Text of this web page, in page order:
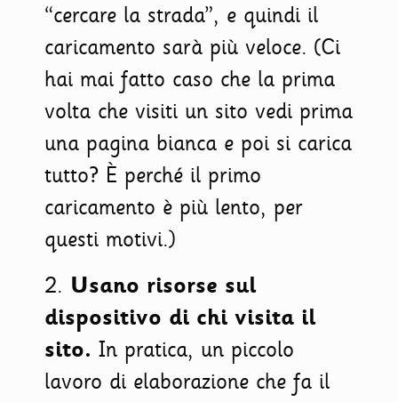
“cercare la strada”, e quindi il
caricamento sarà più veloce. (Ci
hai mai fatto caso che la prima
volta che visiti un sito vedi prima
una pagina bianca e poi si carica
tutto? È perché il primo
caricamento è più lento, per
questi motivi.)
2. Usano risorse sul
dispositivo di chi visita il
sito. In pratica, un piccolo
lavoro di elaborazione che fa il